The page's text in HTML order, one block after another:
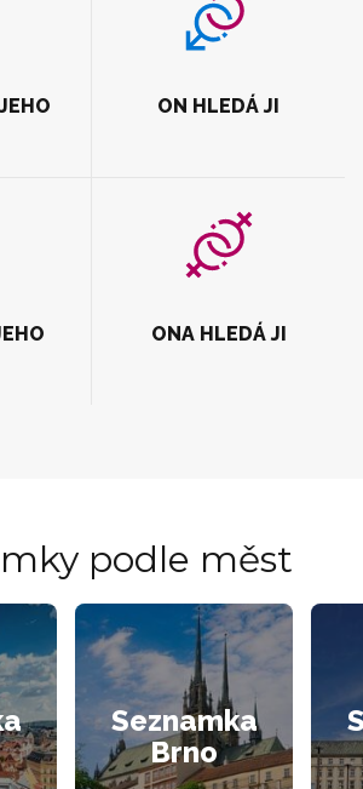
ON HLEDÁ JI
ONA HLEDÁ JI
podle měst
Seznamka
Brno